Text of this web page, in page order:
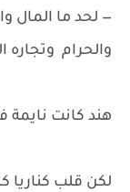
— لحد ما المال
والحرام وتجاره
هند كانت
لكن قلب كناريا